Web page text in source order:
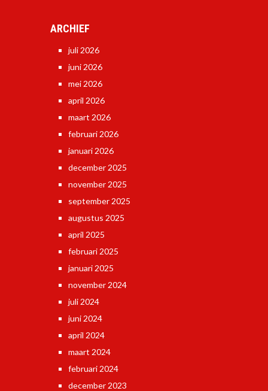
ARCHIEF
juli 2026
juni 2026
mei 2026
april 2026
maart 2026
februari 2026
januari 2026
december 2025
november 2025
september 2025
augustus 2025
april 2025
februari 2025
januari 2025
november 2024
juli 2024
juni 2024
april 2024
maart 2024
februari 2024
december 2023